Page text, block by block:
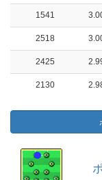
1541
2518
2425
2130